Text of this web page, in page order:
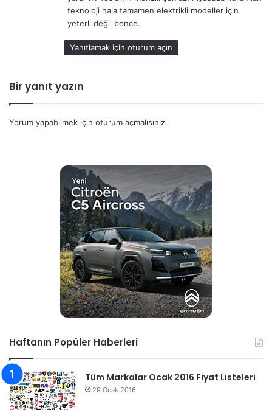
teknoloji hala tamamen elektrikli modeller için
yeterli değil bence.
Yanıtlamak için oturum açın
Bir yanıt yazın
Yorum yapabilmek için oturum açmalısınız.
Haftanın Popüler Haberleri
Tüm Markalar Ocak 2016 Fiyat Listeleri
29 Ocak 2016